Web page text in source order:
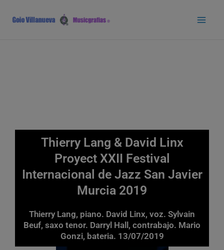
contenido
Thierry Lang & David Linx
Proyect XXII Festival
Internacional de Jazz San Javier
Murcia 2019
Thierry Lang, piano. David Linx, voz. Sylvain
Beuf, saxo tenor. Darryl Hall, contrabajo. Mario
Gonzi, bateria. 13/07/2019